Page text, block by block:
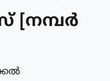
[നമ്പര്‍